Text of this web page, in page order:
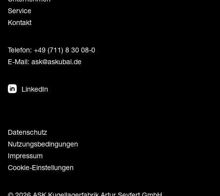
Service
Kontakt
Telefon: +49 (711) 8 30 08-0
E-Mail: ask@askubal.de
LinkedIn
Datenschutz
Nutzungsbedingungen
Impressum
Cookie-Einstellungen